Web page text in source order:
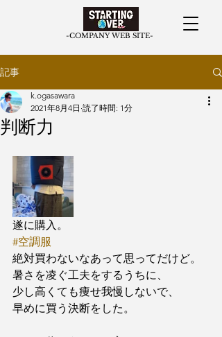
​-COMPANY WEB SITE-
記事
判断力
k.ogasawara
2021年8月4日 読了時間: 1分
遂に購入。
#空調服
絶対買わないなあって思ってだけど。
暑さを凌ぐ工夫をするうちに、
少し高くても痩せ我慢しないで、
早めに買う決断をした。